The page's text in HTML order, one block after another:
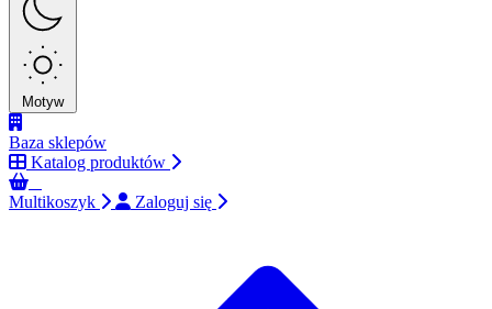
Motyw
Baza sklepów
Katalog produktów
Multikoszyk
Zaloguj się